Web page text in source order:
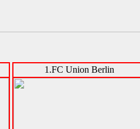
1.FC Union Berlin